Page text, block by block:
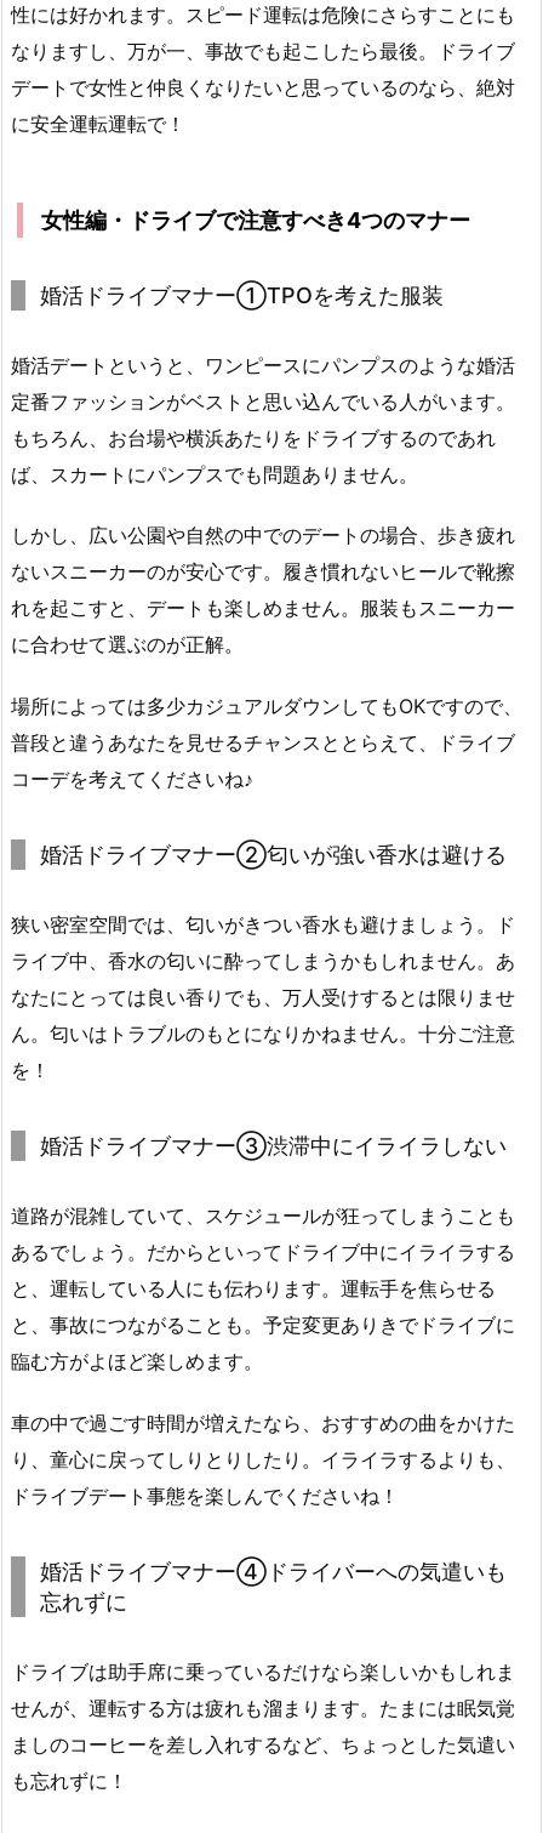
性には好かれます。スピード運転は危険にさらすことにも
なりますし、万が一、事故でも起こしたら最後。ドライブ
デートで女性と仲良くなりたいと思っているのなら、絶対
に安全運転運転で！
女性編・ドライブで注意すべき4つのマナー
婚活ドライブマナー①TPOを考えた服装
婚活デートというと、ワンピースにパンプスのような婚活
定番ファッションがベストと思い込んでいる人がいます。
もちろん、お台場や横浜あたりをドライブするのであれ
ば、スカートにパンプスでも問題ありません。
しかし、広い公園や自然の中でのデートの場合、歩き疲れ
ないスニーカーのが安心です。履き慣れないヒールで靴擦
れを起こすと、デートも楽しめません。服装もスニーカー
に合わせて選ぶのが正解。
場所によっては多少カジュアルダウンしてもOKですので、
普段と違うあなたを見せるチャンスととらえて、ドライブ
コーデを考えてくださいね♪
婚活ドライブマナー②匂いが強い香水は避ける
狭い密室空間では、匂いがきつい香水も避けましょう。ド
ライブ中、香水の匂いに酔ってしまうかもしれません。あ
なたにとっては良い香りでも、万人受けするとは限りませ
ん。匂いはトラブルのもとになりかねません。十分ご注意
を！
婚活ドライブマナー③渋滞中にイライラしない
道路が混雑していて、スケジュールが狂ってしまうことも
あるでしょう。だからといってドライブ中にイライラする
と、運転している人にも伝わります。運転手を焦らせる
と、事故につながることも。予定変更ありきでドライブに
臨む方がよほど楽しめます。
車の中で過ごす時間が増えたなら、おすすめの曲をかけた
り、童心に戻ってしりとりしたり。イライラするよりも、
ドライブデート事態を楽しんでくださいね！
婚活ドライブマナー④ドライバーへの気遣いも
忘れずに
ドライブは助手席に乗っているだけなら楽しいかもしれま
せんが、運転する方は疲れも溜まります。たまには眠気覚
ましのコーヒーを差し入れするなど、ちょっとした気遣い
も忘れずに！